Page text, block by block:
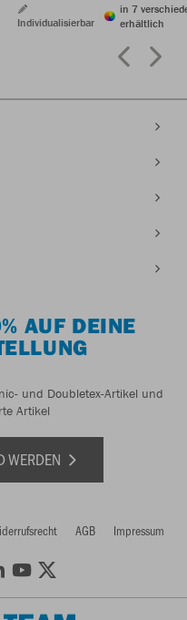
Individualisierbar
in 7
erhältlich
AUF DEINE
und Doubletex-Artikel und
Artikel
WERDEN
AGB Impressum